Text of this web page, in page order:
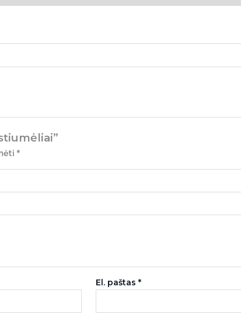
*
El. paštas *